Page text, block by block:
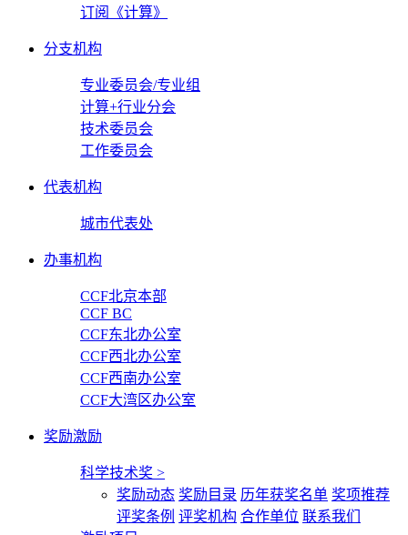
订阅《计算》
分支机构
专业委员会/专业组
计算+行业分会
技术委员会
工作委员会
代表机构
城市代表处
办事机构
CCF北京本部
CCF BC
CCF东北办公室
CCF西北办公室
CCF西南办公室
CCF大湾区办公室
奖励激励
科学技术奖 >
奖励动态 奖励目录 历年获奖名单 奖项推荐
评奖条例 评奖机构 合作单位 联系我们